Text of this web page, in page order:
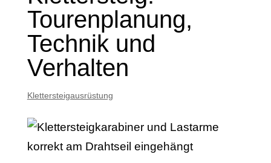
Tourenplanung,
Technik und
Verhalten
Klettersteigausrüstung